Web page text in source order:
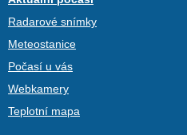
Radarové snímky
Meteostanice
Počasí u vás
Webkamery
Teplotní mapa